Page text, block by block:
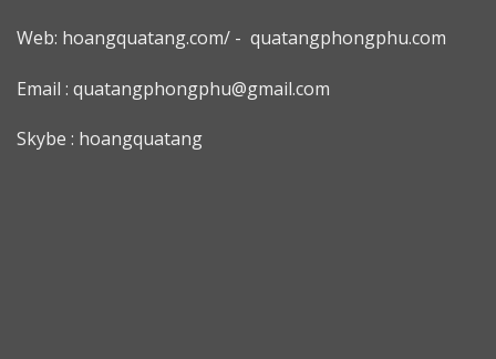
Web: hoangquatang.com/ - quatangphongphu.com
Email : quatangphongphu@gmail.com
Skybe : hoangquatang